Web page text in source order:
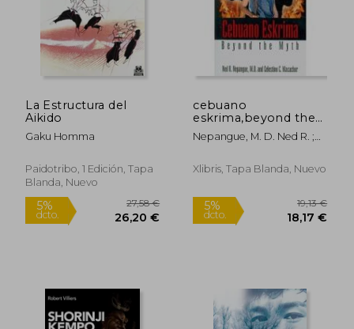
dcto. 15,44 €
5%
dcto.
La Estructura del
Aikido
Gaku Homma
Paidotribo, 1 Edición, Tapa
Blanda, Nuevo
cebuano
eskrima,beyond the
myth (en Inglés)
Nepangue, M. D. Ned R. ;
Xlibris, Tapa Blanda, Nuevo